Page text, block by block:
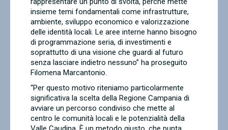
insieme temi fondamentali come infrastrutture,
ambiente, sviluppo economico e valorizzazione
delle identità locali. Le aree interne hanno bisogno
di programmazione seria, di investimenti e
soprattutto di una visione che guardi al futuro
senza lasciare indietro nessuno” ha proseguito
Filomena Marcantonio.
“Per questo motivo riteniamo particolarmente
significativa la scelta della Regione Campania di
avviare un percorso condiviso che mette al
centro le comunità locali e le potenzialità della